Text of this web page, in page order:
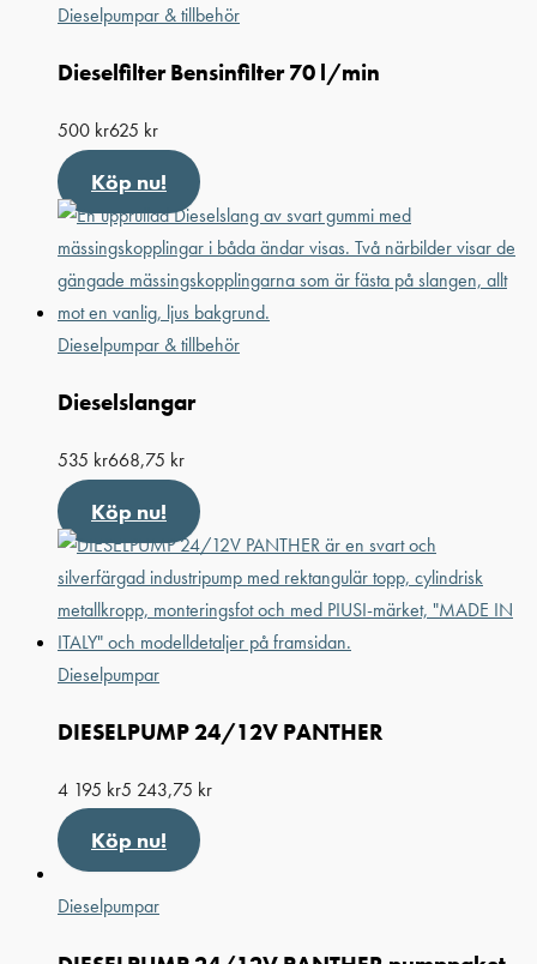
Dieselpumpar & tillbehör
Dieselfilter Bensinfilter 70 l/min
500 kr625 kr
Köp nu!
Dieselpumpar & tillbehör
Dieselslangar
535 kr668,75 kr
Köp nu!
Dieselpumpar
DIESELPUMP 24/12V PANTHER
4 195 kr5 243,75 kr
Köp nu!
Dieselpumpar